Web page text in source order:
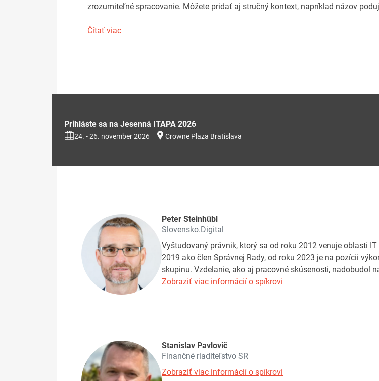
zrozumiteľné spracovanie. Môžete pridať aj stručný kontext, napríklad názov
Čítať viac
Prihláste sa na Jesenná ITAPA 2026
24. - 26. november 2026 Crowne Plaza Bratislava
Peter Steinhübl
Slovensko.Digital
Vyštudovaný právnik, ktorý sa od roku 2012 venuje oblasti
2019 ako člen Správnej Rady, od roku 2023 je na pozícii
skupinu. Vzdelanie, ako aj pracovné skúsenosti, nadobudol
Zobraziť viac informácií o spíkrovi
Stanislav Pavlovič
Finančné riaditeľstvo SR
Zobraziť viac informácií o spíkrovi